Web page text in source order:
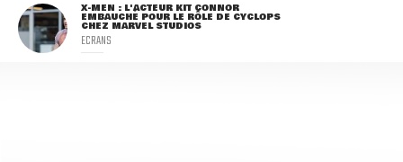
X-MEN : L'ACTEUR KIT CONNOR
EMBAUCHÉ POUR LE RÔLE DE CYCLOPS
CHEZ MARVEL STUDIOS
ECRANS